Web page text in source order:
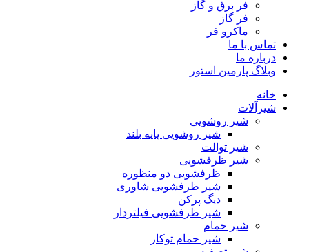
فر برق و گاز
فر گاز
ماكرو فر
تماس با ما
درباره ما
وبلاگ پارمین استور
خانه
شیرآلات
شیر روشویی
شیر روشویی پایه بلند
شیر توالت
شیر ظرفشویی
ظرفشویی دو منظوره
شیر ظرفشویی شاوری
دیگ پرکن
شیر ظرفشویی فیلتردار
شیر حمام
شیر حمام توکار